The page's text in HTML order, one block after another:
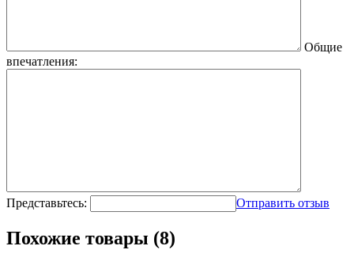
Общие
впечатления:
Представьтесь: Отправить отзыв
Похожие товары (8)